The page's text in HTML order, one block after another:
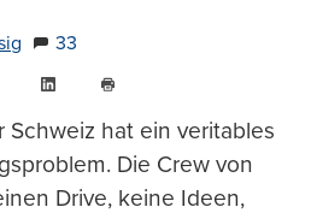
33
FacebookLinkedIn
drucken
Schweiz hat ein veritables
Die Crew von
Drive, keine Ideen,